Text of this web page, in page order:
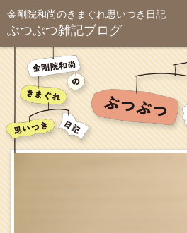
金剛院和尚のきまぐれ思いつき日記
ぶつぶつ雑記ブログ